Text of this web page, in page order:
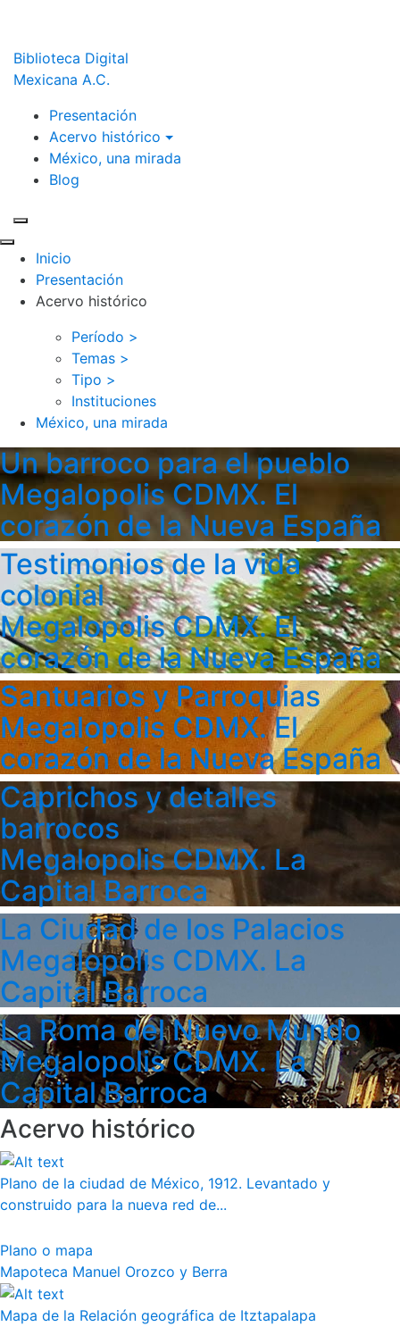
Biblioteca Digital
Mexicana A.C.
Presentación
Acervo histórico
México, una mirada
Blog
Inicio
Presentación
Acervo histórico
Período >
Temas >
Tipo >
Instituciones
México, una mirada
Un barroco para el pueblo
Megalopolis CDMX. El
corazón de la Nueva España
Testimonios de la vida
colonial
Megalopolis CDMX. El
corazón de la Nueva España
Santuarios y Parroquias
Megalopolis CDMX. El
corazón de la Nueva España
Caprichos y detalles
barrocos
Megalopolis CDMX. La
Capital Barroca
La Ciudad de los Palacios
Megalopolis CDMX. La
Capital Barroca
La Roma del Nuevo Mundo
Megalopolis CDMX. La
Capital Barroca
Acervo histórico
Plano de la ciudad de México, 1912. Levantado y
construido para la nueva red de...
Plano o mapa
Mapoteca Manuel Orozco y Berra
Mapa de la Relación geográfica de Itztapalapa